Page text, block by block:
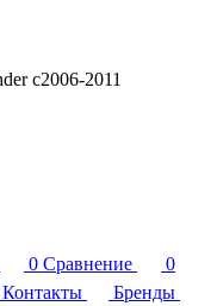
c2006-2011
0 Сравнение
0
Контакты
Бренды